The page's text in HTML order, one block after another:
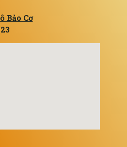
Bảo Cơ